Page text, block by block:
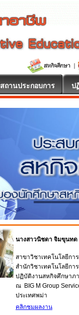
สถานประกอบการ ป
นางสาวนิชดา จิมขุนทด
สาขาวิชาเทคโนโลยีกา
สำนักวิชาเทคโนโลยีกา
ปฏิบัติงานสหกิจศึกษาภ
ณ BIG M Group
ประเทศพม่า
คลิกชมผลงาน